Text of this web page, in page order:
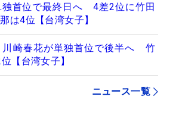
独首位で最終日へ 4差2位に竹田
は4位【台湾女子】
川崎春花が単独首位で後半へ 竹
【台湾女子】
ニュース一覧